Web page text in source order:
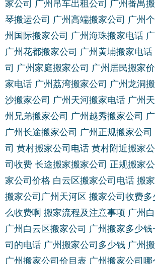
家公司 广州吊车出租公司 广州番禺
琴搬运公司 广州高端搬家公司 广州
州国际搬家公司 广州海珠搬家电话
广州花都搬家公司 广州黄埔搬家电话
司 广州家庭搬家公司 广州居民搬家
家电话 广州荔湾搬家公司 广州龙洞
沙搬家公司 广州天河搬家电话 广州
州兄弟搬家公司 广州越秀搬家公司
广州长途搬家公司 广州正规搬家公司
司 黄村搬家公司电话 黄村附近搬家
司收费 长途搬家搬家公司 正规搬家
家公司价格 白云区搬家公司电话 搬
搬家公司广州天河区 搬家公司收费多
么收费啊 搬家流程及注意事项 广州
广州白云区搬家公司 广州搬家多少钱
司的电话 广州搬家公司多少钱 广州
广州搬家公司价目表 广州搬家公司